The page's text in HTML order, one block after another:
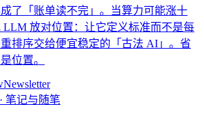
成了「账单读不完」。当算力可能涨十
LLM 放对位置：让它定义标准而不是每
排序交给便宜稳定的「古法 AI」。省
位置。
Newsletter
笔记与随笔